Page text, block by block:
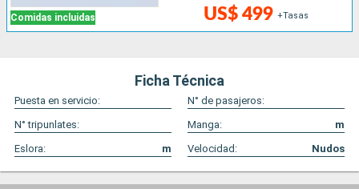
Comidas incluidas US$ 499 +Tasas
Ficha Técnica
Puesta en servicio:
N° de pasajeros:
N° tripunlates:
Manga:
m
Eslora:
m Velocidad: Nudos